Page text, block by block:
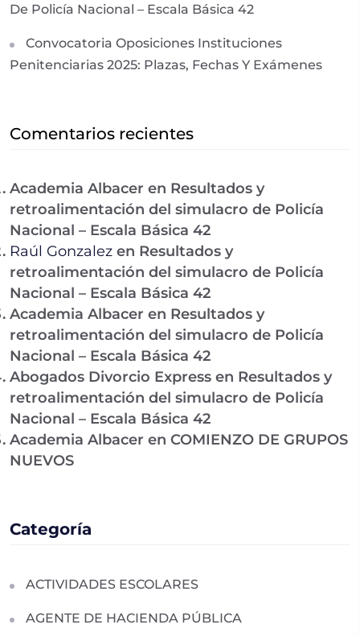
De Policía Nacional – Escala Básica 42
Convocatoria Oposiciones Instituciones
Penitenciarias 2025: Plazas, Fechas Y Exámenes
Comentarios recientes
Academia Albacer en Resultados y
retroalimentación del simulacro de Policía
Nacional – Escala Básica 42
Raúl Gonzalez en Resultados y
retroalimentación del simulacro de Policía
Nacional – Escala Básica 42
Academia Albacer en Resultados y
retroalimentación del simulacro de Policía
Nacional – Escala Básica 42
Abogados Divorcio Express en Resultados y
retroalimentación del simulacro de Policía
Nacional – Escala Básica 42
Academia Albacer en COMIENZO DE GRUPOS
NUEVOS
Categoría
ACTIVIDADES ESCOLARES
AGENTE DE HACIENDA PÚBLICA